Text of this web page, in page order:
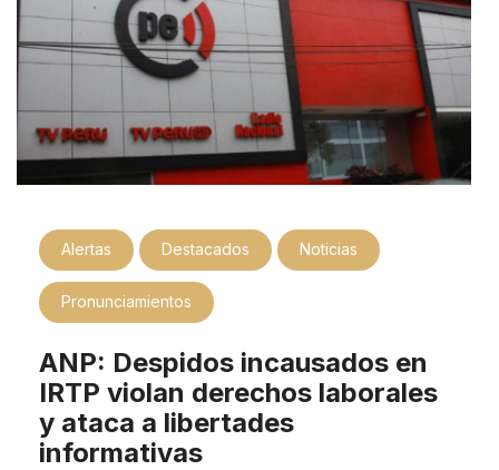
Alertas Destacados Noticias
Pronunciamientos
ANP: Despidos incausados en
IRTP violan derechos laborales
y ataca a libertades
informativas